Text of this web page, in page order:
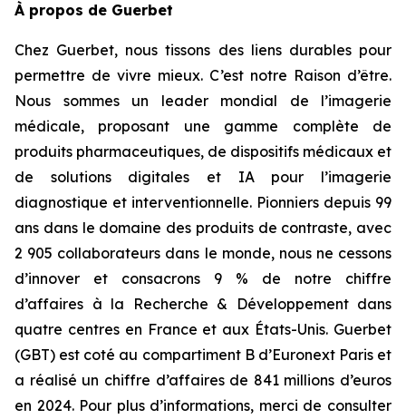
À propos de Guerbet
Chez Guerbet, nous tissons des liens durables pour
permettre de vivre mieux. C’est notre Raison d’être.
Nous sommes un leader mondial de l’imagerie
médicale, proposant une gamme complète de
produits pharmaceutiques, de dispositifs médicaux et
de solutions digitales et IA pour l’imagerie
diagnostique et interventionnelle. Pionniers depuis 99
ans dans le domaine des produits de contraste, avec
2 905 collaborateurs dans le monde, nous ne cessons
d’innover et consacrons 9 % de notre chiffre
d’affaires à la Recherche & Développement dans
quatre centres en France et aux États-Unis. Guerbet
(GBT) est coté au compartiment B d’Euronext Paris et
a réalisé un chiffre d’affaires de 841 millions d’euros
en 2024. Pour plus d’informations, merci de consulter